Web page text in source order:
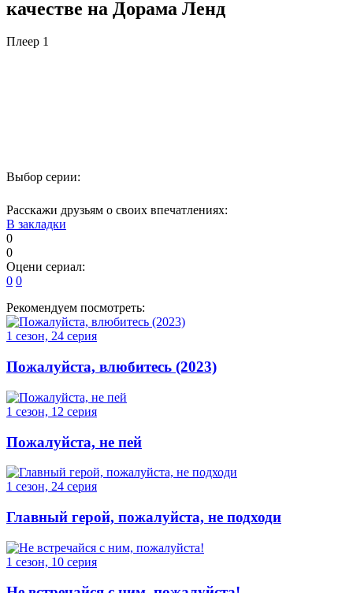
качестве на Дорама Ленд
Плеер 1
Выбор серии:
Расскажи друзьям о своих впечатлениях:
В закладки
0
0
Оцени сериал:
0 0
Рекомендуем посмотреть:
1 сезон, 24 серия
Пожалуйста, влюбитесь (2023)
1 сезон, 12 серия
Пожалуйста, не пей
1 сезон, 24 серия
Главный герой, пожалуйста, не подходи
1 сезон, 10 серия